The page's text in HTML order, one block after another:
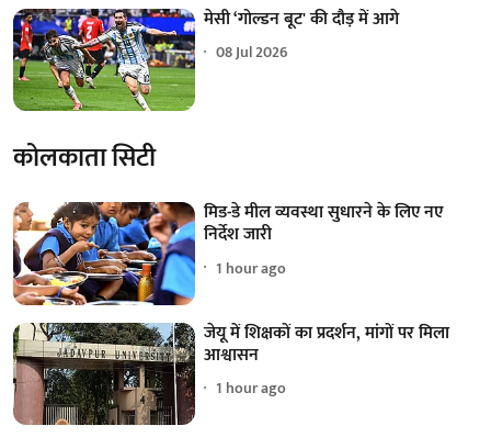
मेसी ‘गोल्डन बूट' की दौड़ में आगे
08 Jul 2026
कोलकाता सिटी
मिड-डे मील व्यवस्था सुधारने के लिए नए
निर्देश जारी
1 hour ago
जेयू में शिक्षकों का प्रदर्शन, मांगों पर मिला
आश्वासन
1 hour ago